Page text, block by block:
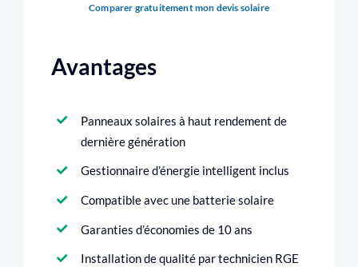
Comparer gratuitement mon devis solaire
Avantages
Panneaux solaires à haut rendement de
dernière génération
Gestionnaire d’énergie intelligent inclus
Compatible avec une batterie solaire
Garanties d’économies de 10 ans
Installation de qualité par technicien RGE